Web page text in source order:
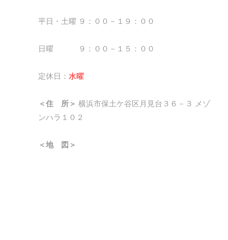
平日・土曜 ９：００－１９：００
日曜 ９：００－１５：００
定休日： 水曜
＜住 所＞ 横浜市保土ケ谷区月見台３６－３ メゾ
ンハラ１０２
＜地 図＞